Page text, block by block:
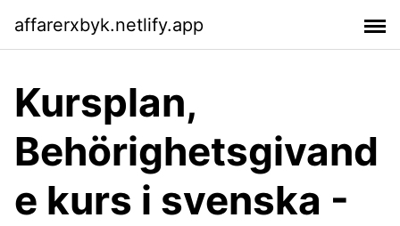
affarerxbyk.netlify.app
Kursplan,
Behörighetsgivand
e kurs i svenska -